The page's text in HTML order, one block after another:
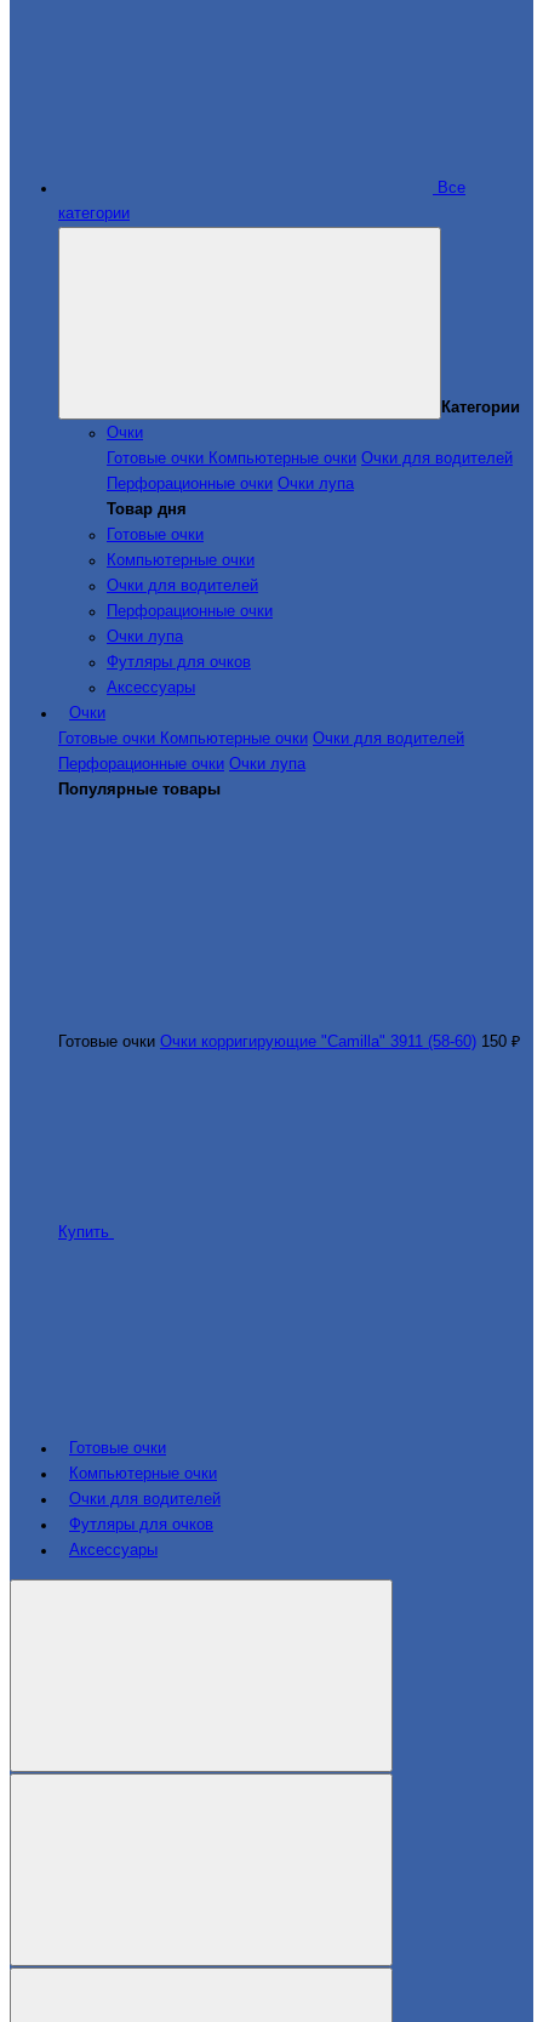
Все
категории
Категории
Очки
Готовые очки Компьютерные очки Очки для водителей
Перфорационные очки Очки лупа
Товар дня
Готовые очки
Компьютерные очки
Очки для водителей
Перфорационные очки
Очки лупа
Футляры для очков
Аксессуары
Очки
Готовые очки Компьютерные очки Очки для водителей
Перфорационные очки Очки лупа
Популярные товары
Готовые очки Очки корригирующие "Camilla" 3911 (58-60) 150 ₽
Купить
Готовые очки
Компьютерные очки
Очки для водителей
Футляры для очков
Аксессуары